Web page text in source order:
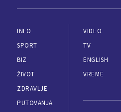
INFO
SPORT
BIZ
ŽIVOT
ZDRAVLJE
PUTOVANJA
VIDEO
TV
ENGLISH
VREME